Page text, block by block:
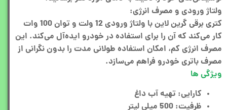
ولتاژ ورودی و مصرف انرژی:
کتری برقی گرین لاین با ولتاژ ورودی 12 ولت و توان 100 وات
کار می‌کند که آن را برای استفاده در خودرو ایده‌آل می‌کند. این
مصرف انرژی کم، امکان استفاده طولانی مدت را بدون نگرانی از
مصرف باتری خودرو فراهم می‌سازد.
ویژگی ها
کارایی: تهیه آب داغ
ظرفیت: 500 میلی لیتر